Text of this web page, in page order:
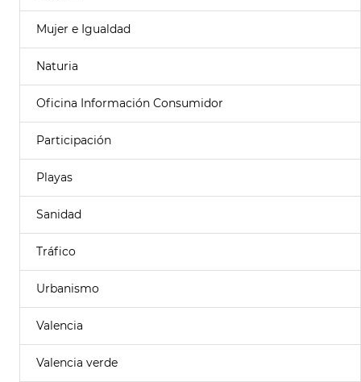
Mujer e Igualdad
Naturia
Oficina Información Consumidor
Participación
Playas
Sanidad
Tráfico
Urbanismo
Valencia
Valencia verde